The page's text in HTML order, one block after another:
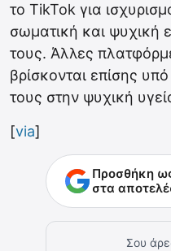
το TikTok για
σωματική και ψυχική
τους. Άλλες
βρίσκονται επίσης
τους στην ψυχική
[via]
Προσθήκη
στα
Σου